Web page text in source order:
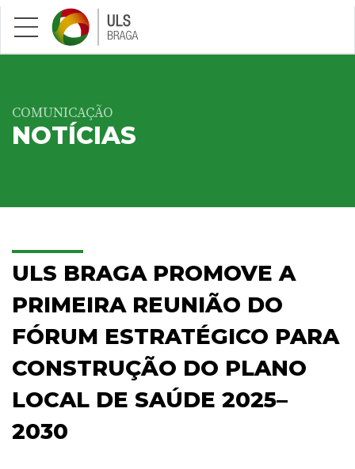
Saltar para conteúdo principal
COMUNICAÇÃO
NOTÍCIAS
ULS BRAGA PROMOVE A
PRIMEIRA REUNIÃO DO
FÓRUM ESTRATÉGICO PARA
CONSTRUÇÃO DO PLANO
LOCAL DE SAÚDE 2025–
2030